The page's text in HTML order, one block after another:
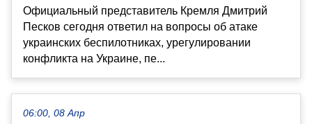
Официальный представитель Кремля Дмитрий
Песков сегодня ответил на вопросы об атаке
украинских беспилотниках, урегулировании
конфликта на Украине, пе...
06:00, 08 Апр